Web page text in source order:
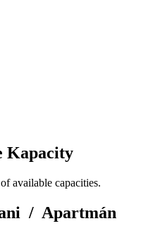
Kapacity
available capacities.
/ Apartmán